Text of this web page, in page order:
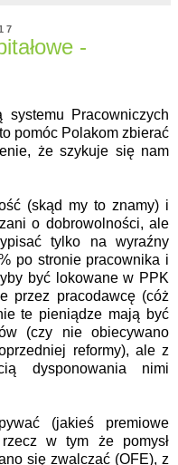
-
systemu Pracowniczych
pomóc Polakom zbierać
że szykuje się nam
(skąd my to znamy) i
o dobrowolności, ale
tylko na wyraźny
po stronie pracownika i
być lokowane w PPK
przez pracodawcę (cóż
te pieniądze mają być
(czy nie obiecywano
reformy), ale z
dysponowania nimi
(jakieś premiowe
w tym że pomysł
się zwalczać (OFE), z